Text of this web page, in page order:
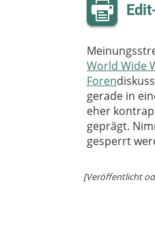
World Wide
Foren
gerade in
eher
geprägt.
gesperrt
[Veröffentlicht